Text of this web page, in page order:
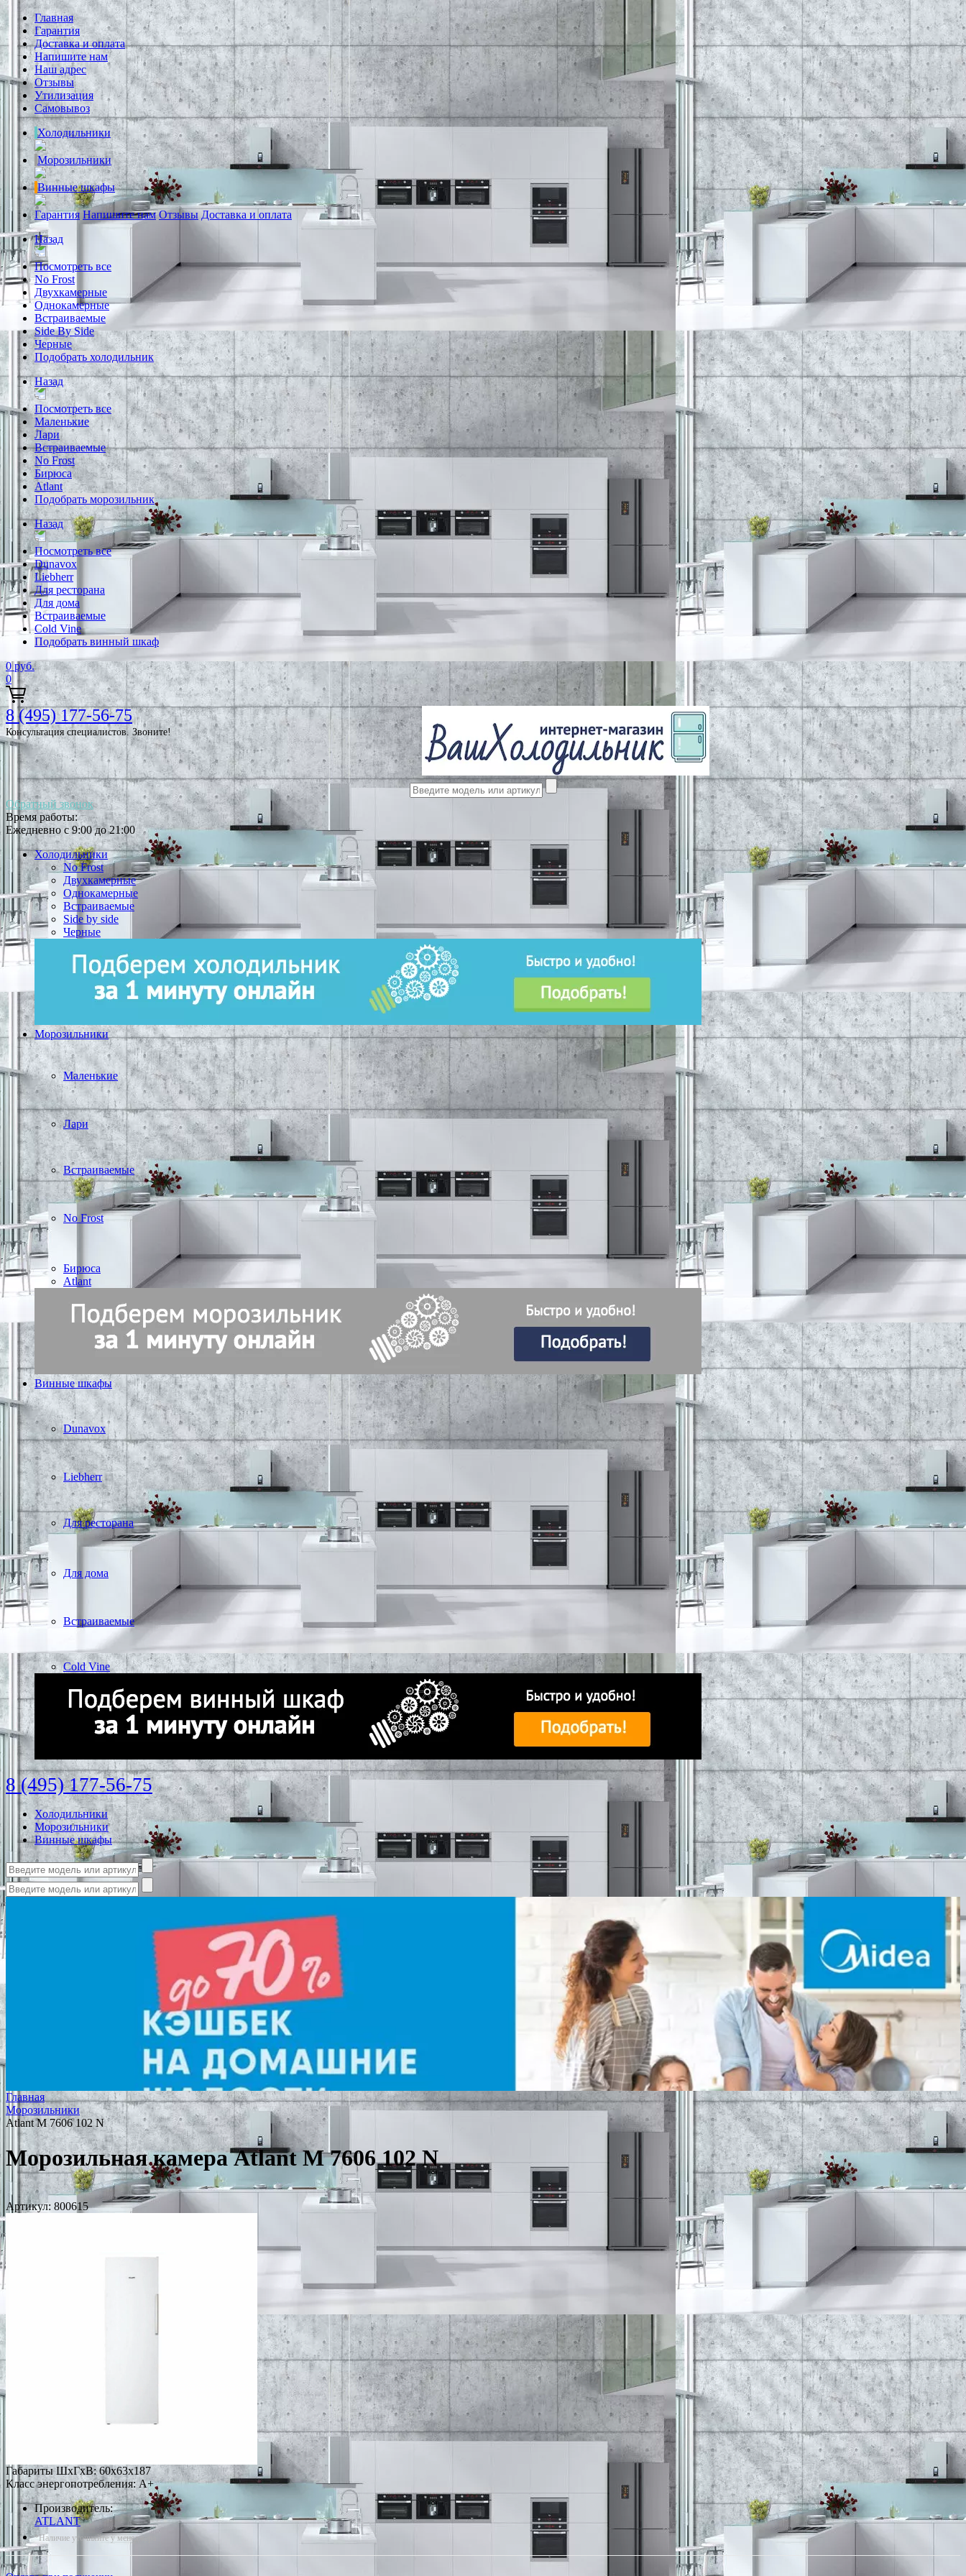
Главная
Гарантия
Доставка и оплата
Напишите нам
Наш адрес
Отзывы
Утилизация
Самовывоз
Холодильники
Морозильники
Винные шкафы
Гарантия Напишите нам Отзывы Доставка и оплата
Назад
Посмотреть все
No Frost
Двухкамерные
Однокамерные
Встраиваемые
Side By Side
Черные
Подобрать холодильник
Назад
Посмотреть все
Маленькие
Лари
Встраиваемые
No Frost
Бирюса
Atlant
Подобрать морозильник
Назад
Посмотреть все
Dunavox
Liebherr
Для ресторана
Для дома
Встраиваемые
Cold Vine
Подобрать винный шкаф
0 руб.
0
8 (495) 177-56-75
Консультация специалистов. Звоните!
Обратный звонок
Время работы:
Ежедневно с 9:00 до 21:00
Холодильники
No Frost
Двухкамерные
Однокамерные
Встраиваемые
Side by side
Черные
Морозильники
Маленькие
Лари
Встраиваемые
No Frost
Бирюса
Atlant
Винные шкафы
Dunavox
Liebherr
Для ресторана
Для дома
Встраиваемые
Cold Vine
8 (495) 177-56-75
Холодильники
Морозильники
Винные шкафы
Главная
Морозильники
Atlant М 7606 102 N
Морозильная камера Atlant М 7606 102 N
Артикул: 800615
Габариты ШxГxВ: 60x63x187
Класс энергопотребления: A+
Производитель:
ATLANT
*Наличие уточняйте у менеджера